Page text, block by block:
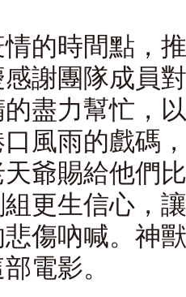
的時間點，
謝團隊成員
盡力幫忙，
風雨的戲碼
爺賜給他們
更生信心，
傷吶喊。神
電影。